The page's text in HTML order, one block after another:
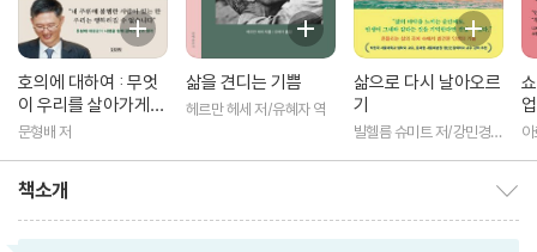
호의에 대하여 : 무엇
이 우리를 살아가게
하는가
문형배 저
삶을 견디는 기쁨
헤르만 헤세 저/유혜자 역
삶으로 다시 날아오르
기
빌헬름 슈미트 저/강민경
업
책소개